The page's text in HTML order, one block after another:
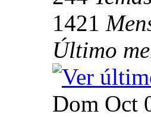
1421
Último
Dom Oct